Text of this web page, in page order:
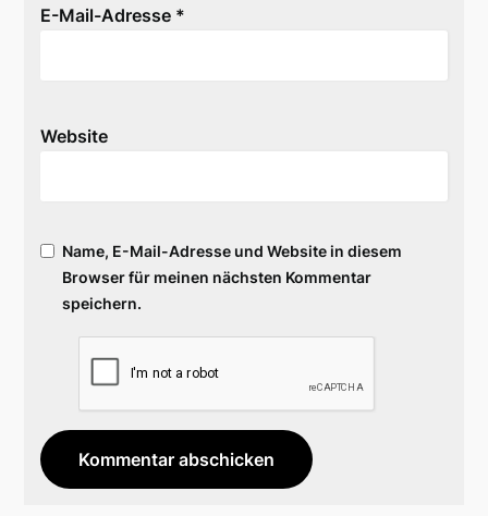
E-Mail-Adresse *
Website
Name, E-Mail-Adresse und Website in diesem
Browser für meinen nächsten Kommentar
speichern.